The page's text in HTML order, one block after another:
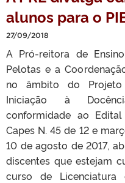
alunos para o
27/09/2018
A Pró-reitora de
Pelotas e a
no âmbito do
Iniciação à
conformidade ao
Capes N. 45 de 12 e
10 de agosto de 2017,
discentes que estejam
curso de Licenciatura